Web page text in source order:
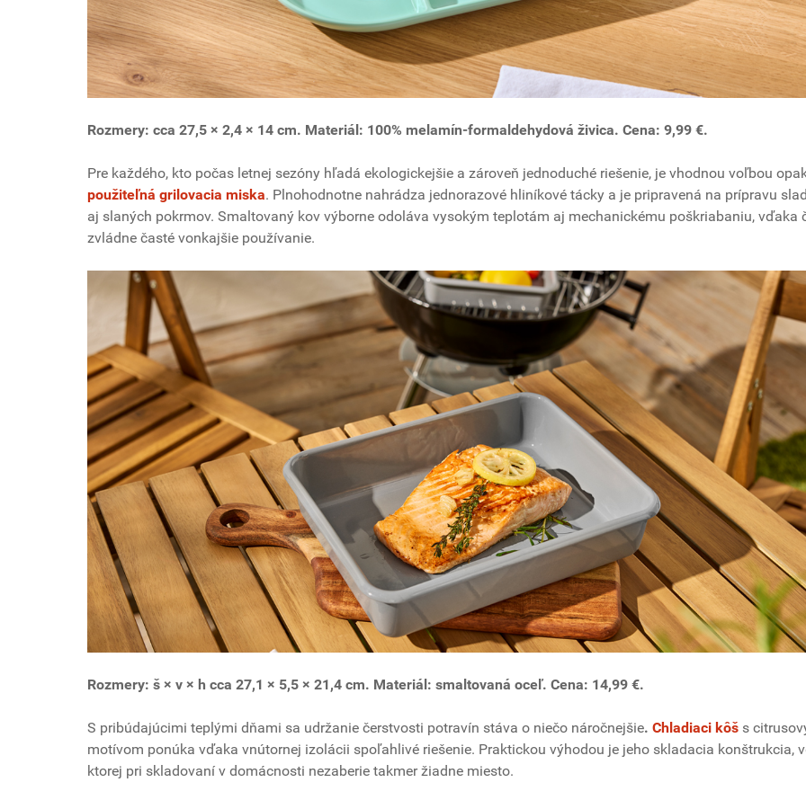
Rozmery: cca 27,5 × 2,4 × 14 cm. Materiál: 100% melamín-formaldehydová živica. Cena: 9,99 €.
Pre každého, kto počas letnej sezóny hľadá ekologickejšie a zároveň jednoduché riešenie, je vhodnou voľbou
použiteľná grilovacia miska. Plnohodnotne nahrádza jednorazové hliníkové tácky a je pripravená na prípravu
aj slaných pokrmov. Smaltovaný kov výborne odoláva vysokým teplotám aj mechanickému poškriabaniu, vďaka
zvládne časté vonkajšie používanie.
Rozmery: š × v × h cca 27,1 × 5,5 × 21,4 cm. Materiál: smaltovaná oceľ. Cena: 14,99 €.
S pribúdajúcimi teplými dňami sa udržanie čerstvosti potravín stáva o niečo náročnejšie. Chladiaci kôš s
motívom ponúka vďaka vnútornej izolácii spoľahlivé riešenie. Praktickou výhodou je jeho skladacia konštrukcia,
ktorej pri skladovaní v domácnosti nezaberie takmer žiadne miesto.